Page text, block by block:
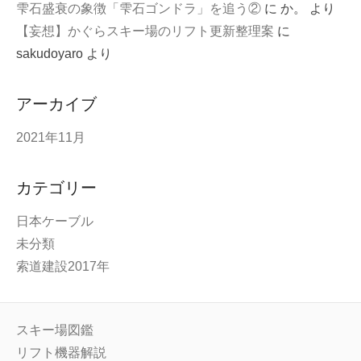
雫石盛衰の象徴「雫石ゴンドラ」を追う② に か。
より
【妄想】かぐらスキー場のリフト更新整理案 に
sakudoyaro より
アーカイブ
2021年11月
カテゴリー
日本ケーブル
未分類
索道建設2017年
スキー場図鑑
リフト機器解説